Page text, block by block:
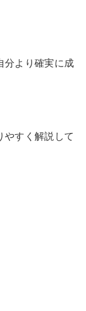
分より確実に成
やすく解説して